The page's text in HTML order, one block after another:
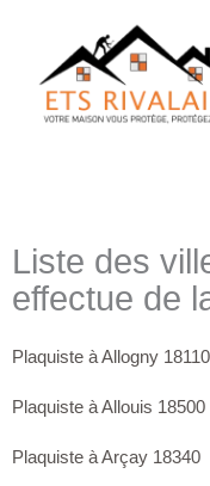
contenu
Liste des
effectue de
Plaquiste à Allogny 18110
Plaquiste à Allouis 18500
Plaquiste à Arçay 18340